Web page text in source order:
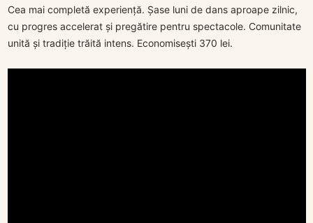
Cea mai completă experiență. Șase luni de dans aproape zilnic,
cu progres accelerat și pregătire pentru spectacole. Comunitate
unită și tradiție trăită intens. Economisești 370 lei.